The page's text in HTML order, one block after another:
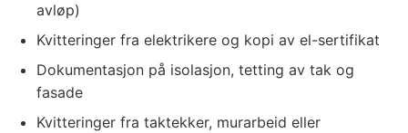
avløp)
Kvitteringer fra elektrikere og kopi av el-sertifikat
Dokumentasjon på isolasjon, tetting av tak og
fasade
Kvitteringer fra taktekker, murarbeid eller